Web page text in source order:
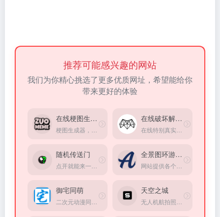
推荐可能感兴趣的网站
我们为你精心挑选了更多优质网址，希望能给你
带来更好的体验
在线梗图生成器 在线破坏解压器
随机传送门 全景图环游世界
御宅同萌 天空之城